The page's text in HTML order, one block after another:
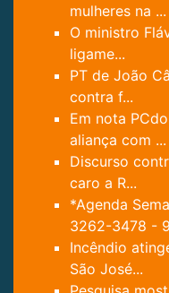
mulheres na ...
O ministro
ligame...
PT de João
contra f...
Em nota
aliança com ...
Discurso
caro a R...
*Agenda
3262-3478 -
Incêndio
São José...